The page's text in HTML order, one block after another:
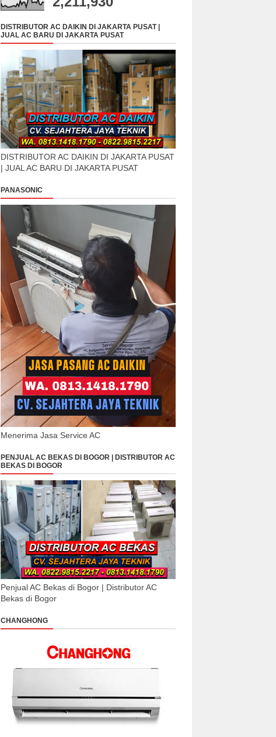
DISTRIBUTOR AC DAIKIN DI JAKARTA PUSAT |
JUAL AC BARU DI JAKARTA PUSAT
DISTRIBUTOR AC DAIKIN DI JAKARTA PUSAT
| JUAL AC BARU DI JAKARTA PUSAT
PANASONIC
Menerima Jasa Service AC
PENJUAL AC BEKAS DI BOGOR | DISTRIBUTOR AC
BEKAS DI BOGOR
Penjual AC Bekas di Bogor | Distributor AC
Bekas di Bogor
CHANGHONG